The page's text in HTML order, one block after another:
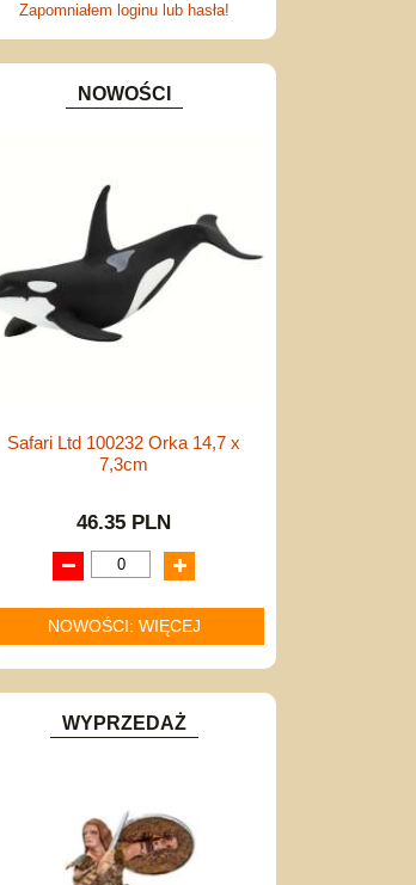
Zapomniałem loginu lub hasła!
NOWOŚCI
Safari Ltd 100232 Orka 14,7 x
7,3cm
46.35 PLN
NOWOŚCI: WIĘCEJ
WYPRZEDAŻ